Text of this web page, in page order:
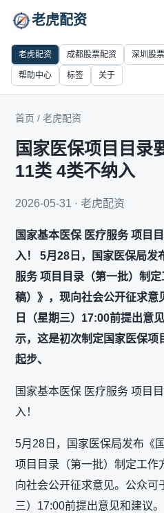
老虎配资
老虎配资 成都股票配资 深圳股
帮助中心 标签 关于
首页 / 老虎配资
国家医保项目目录
11类 4类不纳入
2026-05-31 · 老虎配资
国家基本医保 医疗服务 项目
入！ 5月28日，国家医保局发
服务 项目目录（第一批）制
稿）》，现向社会公开征求意
日（星期三）17:00前提出意
示，这是初次制定国家医保项
起步、
国家基本医保 医疗服务 项目
入！
5月28日，国家医保局发布《
项目目录（第一批）制定工作
向社会公开征求意见。公众可
三）17:00前提出意见和建议。